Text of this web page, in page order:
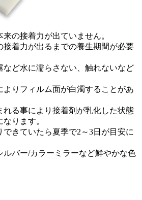
の接着力が出ていません。
接着力が出るまでの養生期間が必要
など水に濡らさない、触れないなど
よりフィルム面が白濁することがあ
れる事により接着剤が乳化した状態
ります。
できていたら夏季で2～3日が目安に
ルバー/カラーミラーなど鮮やかな色